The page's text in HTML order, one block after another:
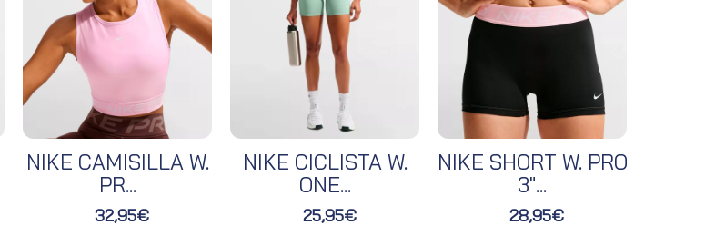
NIKE CAMISILLA W.
PR...
32,95€
NIKE CICLISTA W.
ONE...
25,95€
NIKE SHORT W. PRO
3"...
28,95€